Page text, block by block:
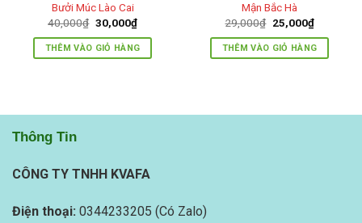
Bưởi Múc Lào Cai
40,000₫ Giá
gốc
là:
40,000₫.
30,000₫Giá
hiện
tại
là:
THÊM VÀO GIỎ HÀNG
Mận Bắc Hà
29,000₫ Giá
gốc
là:
29,000₫.
25,000₫Giá
hiện
tại
là:
THÊM VÀO GIỎ HÀNG
Thông Tin
CÔNG TY TNHH KVAFA
Điện thoại: 0344233205 (Có Zalo)